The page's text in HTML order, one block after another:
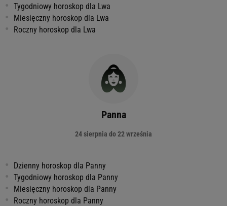
Tygodniowy horoskop dla Lwa
Miesięczny horoskop dla Lwa
Roczny horoskop dla Lwa
Panna
24 sierpnia do 22 września
Dzienny horoskop dla Panny
Tygodniowy horoskop dla Panny
Miesięczny horoskop dla Panny
Roczny horoskop dla Panny